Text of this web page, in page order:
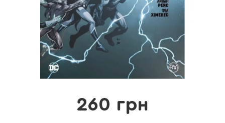
260 грн